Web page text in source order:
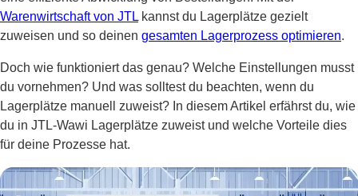
Warenwirtschaft von JTL kannst du Lagerplätze gezielt
zuweisen und so deinen gesamten Lagerprozess optimieren.
Doch wie funktioniert das genau? Welche Einstellungen musst
du vornehmen? Und was solltest du beachten, wenn du
Lagerplätze manuell zuweist? In diesem Artikel erfährst du, wie
du in JTL-Wawi Lagerplätze zuweist und welche Vorteile dies
für deine Prozesse hat.